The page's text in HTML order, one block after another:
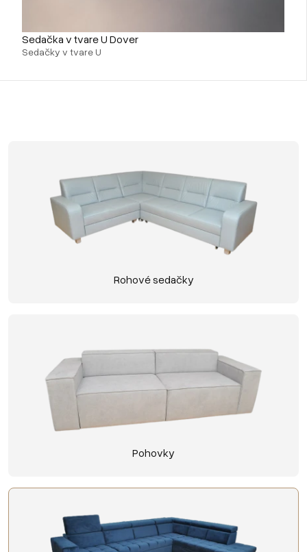
Sedačka v tvare U Dover
Sedačky v tvare U
Rohové sedačky
Pohovky